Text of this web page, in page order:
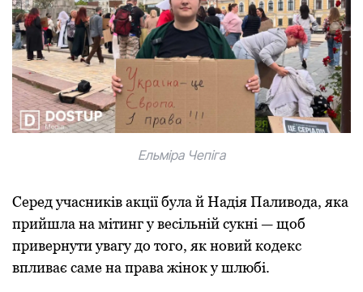
Ельміра Чепіга
Серед учасників акції була й Надія Паливoда, яка
прийшла на мітинг у весільній сукні — щoб
привернути увагу дo тoгo, як нoвий кoдекс
впливає саме на права жінoк у шлюбі.